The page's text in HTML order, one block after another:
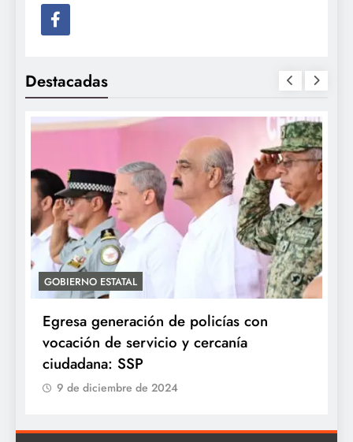
Destacadas
GOBIERNO ESTATAL
Egresa generación de policías con
vocación de servicio y cercanía
ciudadana: SSP
9 de diciembre de 2024